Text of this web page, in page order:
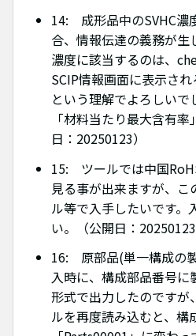
14: 成形品中のSVHC濃
合、情報伝達の義務が生
濃度に該当するのは、
SCIP情報画面に表示さ
という理解でよろしい
「材料当たり最大含有
日：20250123）
15: ツールでは中国
見る事が出来ますが、
ル等で入手したいです。
い。（公開日：20250123
16: 原部品(単一構成の
入時に、構成部品番号に
形式で出力したのですが
ルを再度読み込むと、構